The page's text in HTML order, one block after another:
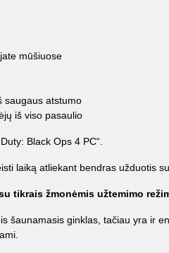
mūšiuose
saugaus atstumo
iš viso pasaulio
Black Ops 4 PC“.
laiką atliekant bendras užduotis
tikrais žmonėmis užtemimo
šaunamasis ginklas, tačiau yra ir